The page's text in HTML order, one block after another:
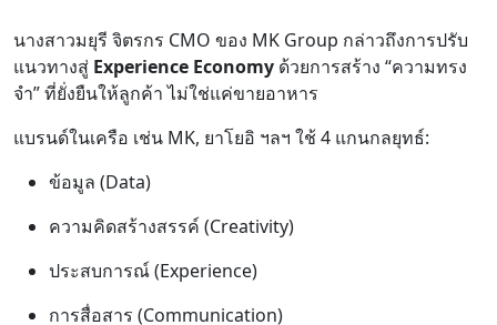
นางสาวมยุรี จิตรกร CMO ของ MK Group กล่าวถึงการปรับ
แนวทางสู่ Experience Economy ด้วยการสร้าง “ความทรง
จำ” ที่ยั่งยืนให้ลูกค้า ไม่ใช่แค่ขายอาหาร
แบรนด์ในเครือ เช่น MK, ยาโยอิ ฯลฯ ใช้ 4 แกนกลยุทธ์:
ข้อมูล (Data)
ความคิดสร้างสรรค์ (Creativity)
ประสบการณ์ (Experience)
การสื่อสาร (Communication)